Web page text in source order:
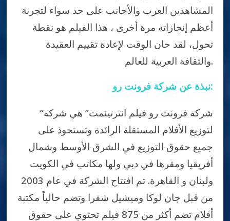
المشاهدين العرب والأجانب على حد سواء لتجربة
أعظم إنجازاته مرة أخرى ، هذا الفيلم هو نقطة
تحول، لقد حان الوقت لإعادة تقييم العقيدة
والثقافة العربية للعالم.
نبذة عن شركة فرونت رو:
“شركة فرونت رو فيلم انترتينمت” هي شركة
لتوزيع الأفلام المستقلة الرائدة وتستحوذ على
جميع حقوق التوزيع في الشرق الأوسط وشمال
أفريقيا ومقرها في دبي ولها مكاتب في الكويت
ولبنان و القاهرة. تم افتتاح الشركة في عام 2003
من قبل جان لوكا وميشيل شقرا وتضم حالياً مكتبة
أفلام تضم أكثر من 875 فيلم تحتوي على حقوق